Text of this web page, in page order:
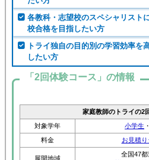
各教科・志望校のスペシャリスト
校合格を目指したい方
トライ独自の目的別の学習効率を
したい方
「2回体験コース」の情報
小学生
料金
お見積
展開地域
全国47
詳しい情